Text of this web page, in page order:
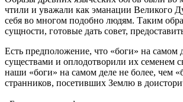
чтили и уважали как эманации Великого
себя во многом подобно людям. Таким
сущности, готовые дать совет,
Есть предположение, что «боги» на
существами и оплодотворили их семенем
наши «боги» на самом деле не более, чем
странников, посетивших Землю в